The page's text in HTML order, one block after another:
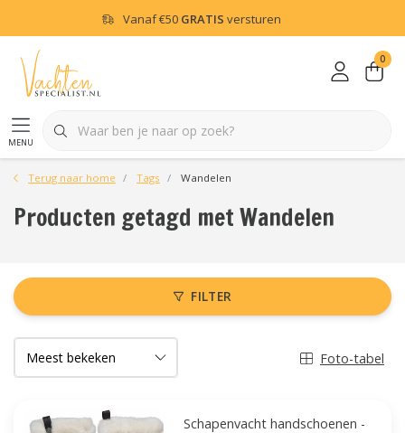
Vanaf€50 GRATIS versturen
menu
0
Terug naar home Tags Wandelen
Producten getagd met Wandelen
FILTER
Foto-tabel
Schapenvacht handschoenen -